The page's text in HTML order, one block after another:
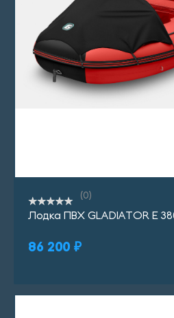
(0)
Лодка ПВХ GLADIATOR E
86 200 ₽